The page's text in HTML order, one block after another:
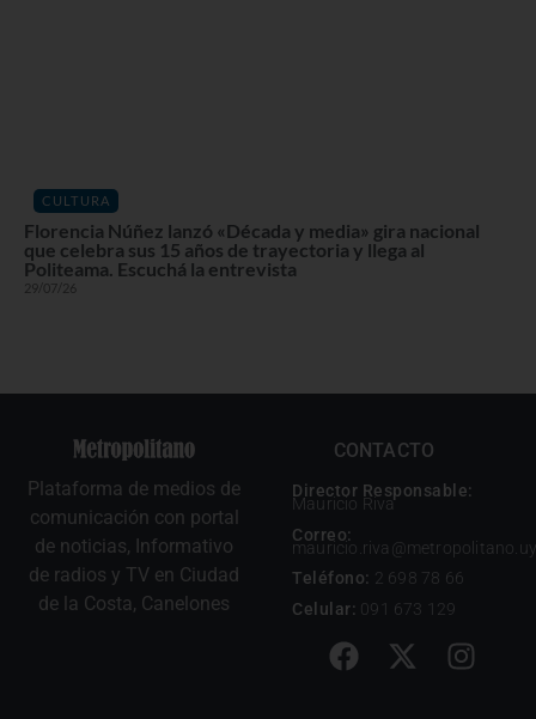
CULTURA
Florencia Núñez lanzó «Década y media» gira nacional
que celebra sus 15 años de trayectoria y llega al
Politeama. Escuchá la entrevista
29/07/26
Plataforma de medios de
comunicación con portal
de noticias, Informativo
de radios y TV en Ciudad
de la Costa, Canelones
CONTACTO
Director Responsable:
Mauricio Riva
Correo:
mauricio.riva@metropolitano.uy
Teléfono: 2 698 78 66
Celular: 091 673 129